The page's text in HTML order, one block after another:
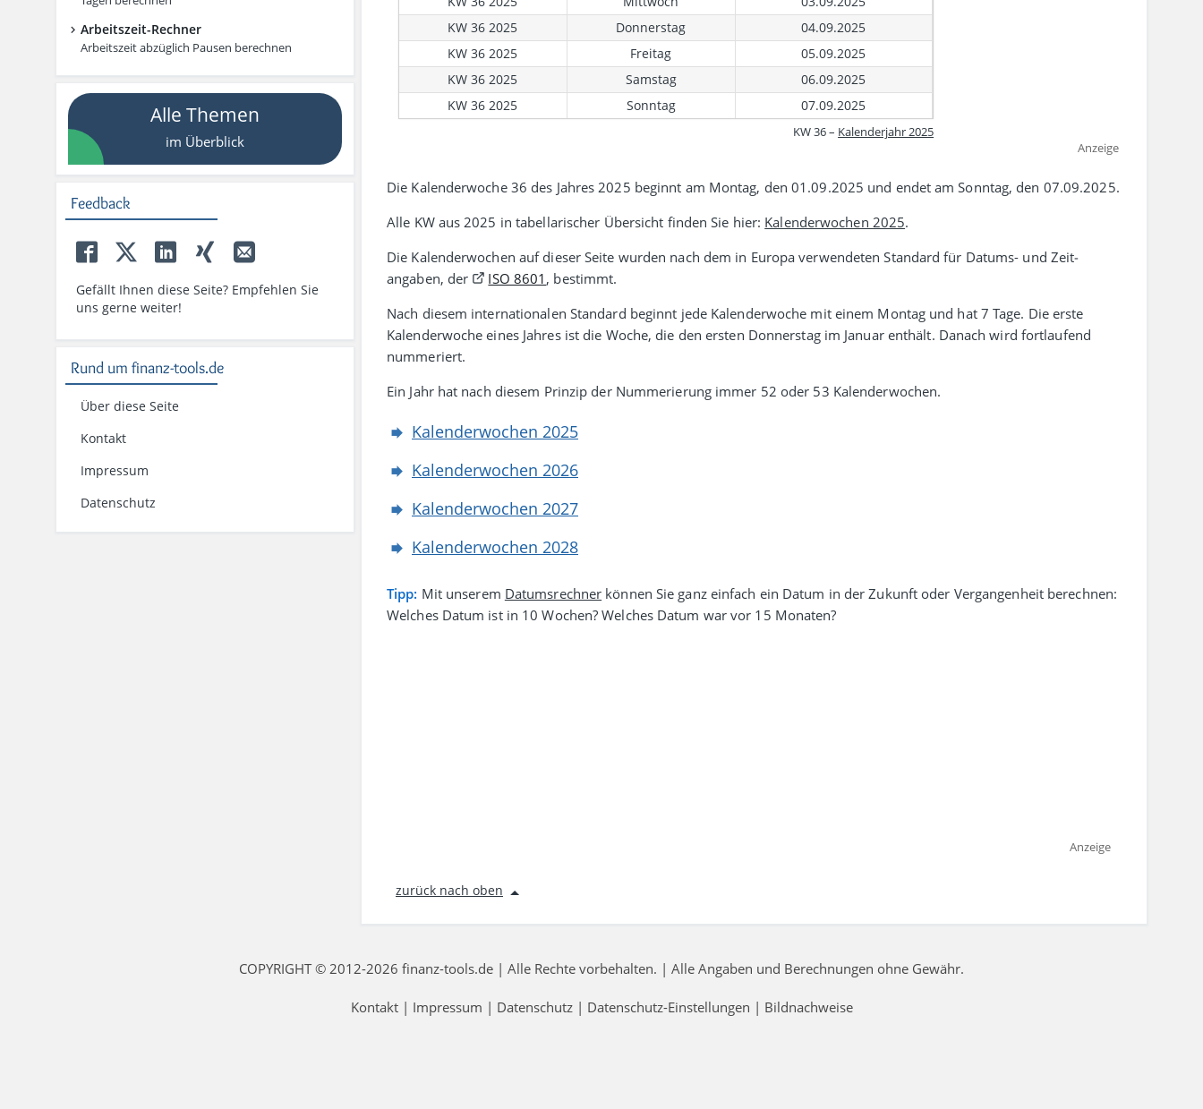
Anzeige
KW 36 2025
Donnerstag
04.09.2025
KW 36 2025
Freitag
05.09.2025
KW 36 2025
Samstag
06.09.2025
KW 36 2025
Sonntag 07.09.2025
KW 36 – Kalenderjahr 2025
Die Kalenderwoche 36 des Jahres 2025 beginnt am Montag, den 01.09.2025 und endet am Sonntag, den 07.09.2025.
Alle KW aus 2025 in tabellarischer Übersicht finden Sie hier: Kalenderwochen 2025.
Die Kalenderwochen auf dieser Seite wurden nach dem in Europa verwen­deten Standard für Datums- und Zeit­
angaben, der
ISO 8601 , bestimmt.
Nach diesem inter­natio­nalen Stan­dard beginnt jede Kalenderwoche mit einem Montag und hat 7 Tage. Die erste
Kalender­woche eines Jahres ist die Woche, die den ersten Donner­stag im Januar enthält. Danach wird fort­laufend
nummeriert.
Ein Jahr hat nach diesem Prinzip der Nummerierung immer 52 oder 53 Kalenderwochen.
Kalenderwochen 2025
Kalenderwochen 2026
Kalenderwochen 2027
Kalenderwochen 2028
Tipp: Mit unserem Datumsrechner können Sie ganz einfach ein Datum in der Zukunft oder Vergangenheit berechnen:
Welches Datum ist in 10 Wochen? Welches Datum war vor 15 Monaten?
Anzeige
zurück nach oben
Arbeitszeit-Rechner
Arbeitszeit abzüglich Pausen berechnen
Alle Themen
im Überblick
Feedback
Gefällt Ihnen diese Seite? Empfehlen Sie
uns gerne weiter!
Rund um finanz-tools.de
Über diese Seite
Kontakt
Impressum
Datenschutz
COPYRIGHT © 2012-2026 finanz-tools.de | Alle Rechte vorbehalten. | Alle Angaben und Berechnungen ohne Gewähr.
Kontakt| Impressum | Datenschutz| Datenschutz-Einstellungen | Bildnachweise